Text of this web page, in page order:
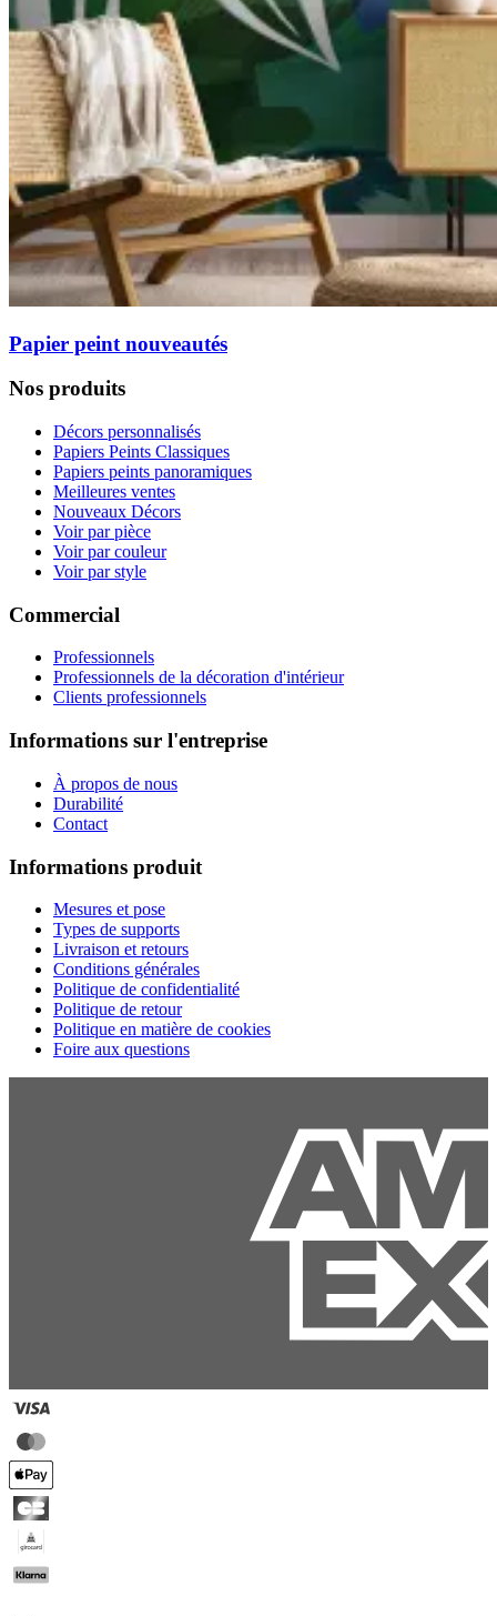
Papier peint nouveautés
Nos produits
Décors personnalisés
Papiers Peints Classiques
Papiers peints panoramiques
Meilleures ventes
Nouveaux Décors
Voir par pièce
Voir par couleur
Voir par style
Commercial
Professionnels
Professionnels de la décoration d'intérieur
Clients professionnels
Informations sur l'entreprise
À propos de nous
Durabilité
Contact
Informations produit
Mesures et pose
Types de supports
Livraison et retours
Conditions générales
Politique de confidentialité
Politique de retour
Politique en matière de cookies
Foire aux questions